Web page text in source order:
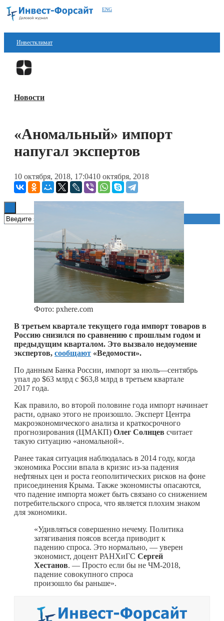
ENG
Инвестклимат
Финансы
Блокчейн
Книги
Новости
«Аномальный» импорт
напугал экспертов
10 октября, 2018, 17:0410 октября, 2018
Фото: pxhere.com
В третьем квартале текущего года импорт товаров в
Россию снизился по сравнению с прошлым годом и
предыдущим кварталом. Это вызвало недоумение
экспертов, сообщают «Ведомости».
По данным Банка России, импорт за июль—сентябрь
упал до $63 млрд с $63,8 млрд в третьем квартале
2017 года.
Как правило, во второй половине года импорт начинает
расти, однако этого не произошло. Эксперт Центра
макроэкономического анализа и краткосрочного
прогнозирования (ЦМАКП) Олег Солнцев считает
такую ситуацию «аномальной».
Ранее такая ситуация наблюдалась в 2014 году, когда
экономика России впала в кризис из-за падения
нефтяных цен и роста геополитических рисков на фоне
присоединения Крыма. Также экономисты опасаются,
что падение импорта может быть связано со снижением
потребительского спроса, что является плохим знаком
для экономики.
«Удивляться совершенно нечему. Политика
затягивания поясов всегда приводит к
падению спроса. Это нормально, — уверен
экономист, доцент РАНХиГС Сергей
Хестанов. — Просто если бы не ЧМ-2018,
падение совокупного спроса
произошло бы раньше».